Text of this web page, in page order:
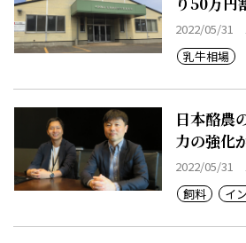
2022/05/31
乳牛相場
日本酪農
力の強化
2022/05/31
飼料
イ